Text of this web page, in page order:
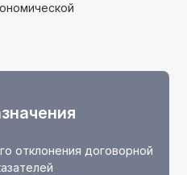
отклонения договорной